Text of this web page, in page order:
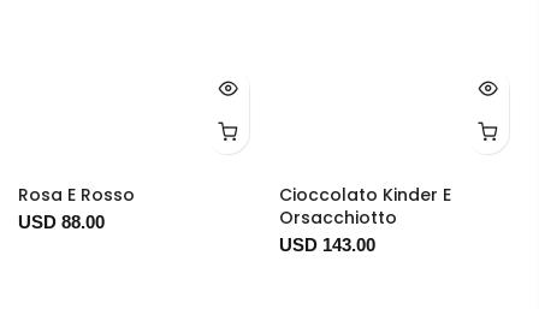
Rosa E Rosso
USD 88.00
Cioccolato Kinder E
Orsacchiotto
USD 143.00